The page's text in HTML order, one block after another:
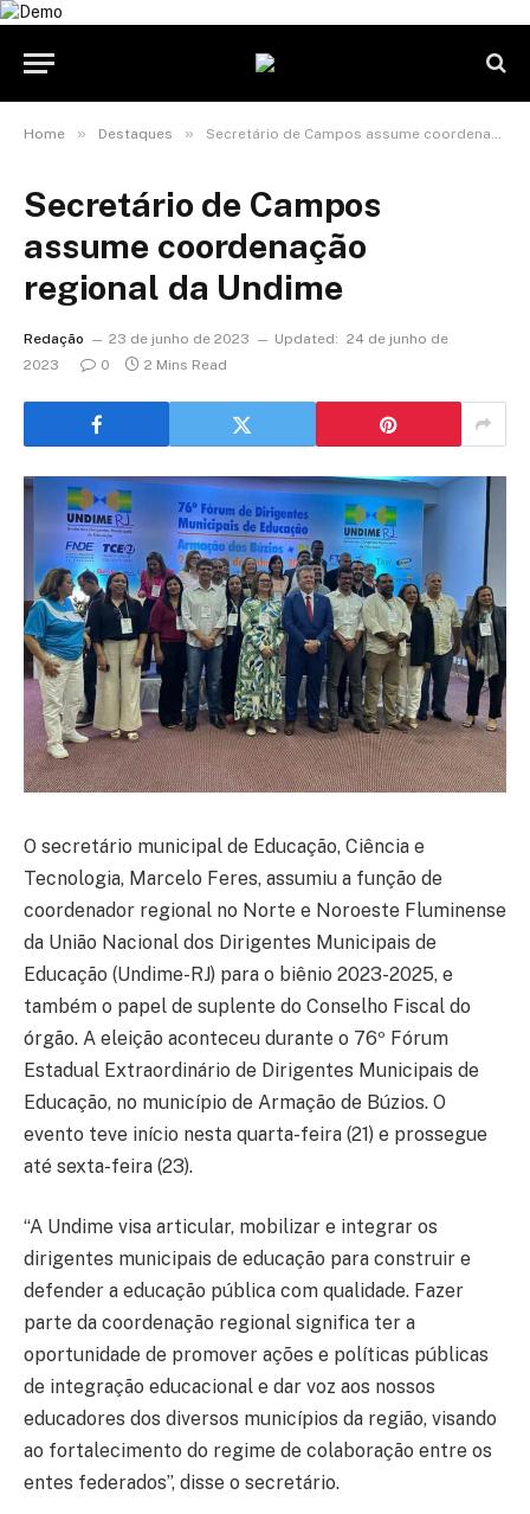
Home » Destaques » Secretário de Campos assume coordenação regional da Undime
Secretário de Campos
assume coordenação
regional da Undime
Redação 23 de junho de 2023 Updated: 24 de junho de
2023
0 2 Mins Read
O secretário municipal de Educação, Ciência e
Tecnologia, Marcelo Feres, assumiu a função de
coordenador regional no Norte e Noroeste Fluminense
da União Nacional dos Dirigentes Municipais de
Educação (Undime-RJ) para o biênio 2023-2025, e
também o papel de suplente do Conselho Fiscal do
órgão. A eleição aconteceu durante o 76º Fórum
Estadual Extraordinário de Dirigentes Municipais de
Educação, no município de Armação de Búzios. O
evento teve início nesta quarta-feira (21) e prossegue
até sexta-feira (23).
“A Undime visa articular, mobilizar e integrar os
dirigentes municipais de educação para construir e
defender a educação pública com qualidade. Fazer
parte da coordenação regional significa ter a
oportunidade de promover ações e políticas públicas
de integração educacional e dar voz aos nossos
educadores dos diversos municípios da região, visando
ao fortalecimento do regime de colaboração entre os
entes federados”, disse o secretário.